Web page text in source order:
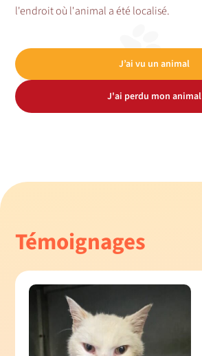
l'endroit où l'animal a été localisé.
J’ai vu un animal
J'ai perdu mon animal
Témoignages